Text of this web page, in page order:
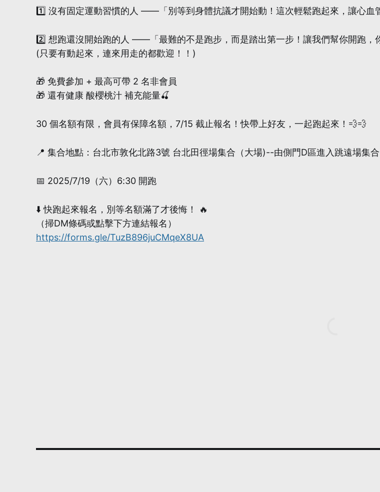
1️⃣ 沒有固定運動習慣的人 ——「別等到身體抗議才開始動！這次輕鬆跑起來，讓心血
2️⃣ 想跑還沒開始跑的人 ——「最難的不是跑步，而是踏出第一步！讓我們幫你開跑，
(只要有動起來，連來用走的都歡迎！！)
🎁 免費參加 + 最高可帶 2 名非會員
🎁 還有健康 酸櫻桃汁 補充能量🍒
30 個名額有限，會員有保障名額，7/15 截止報名！快帶上好友，一起跑起來！💨💨
📍 集合地點：台北市敦化北路3號 台北田徑場集合（大場)--由側門D區進入跳遠場集合
📅 2025/7/19（六）6:30 開跑
⬇️ 快跑起來報名，別等名額滿了才後悔！ 🔥
（掃DM條碼或點擊下方連結報名）
https://forms.gle/TuzB896juCMqeX8UA